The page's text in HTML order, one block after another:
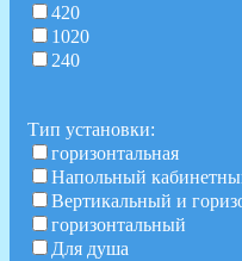
420
1020
240
Тип установки:
горизонтальная
Напольный
Вертикальный и
горизонтальный
Для душа